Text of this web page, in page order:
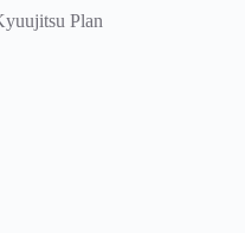
Plan